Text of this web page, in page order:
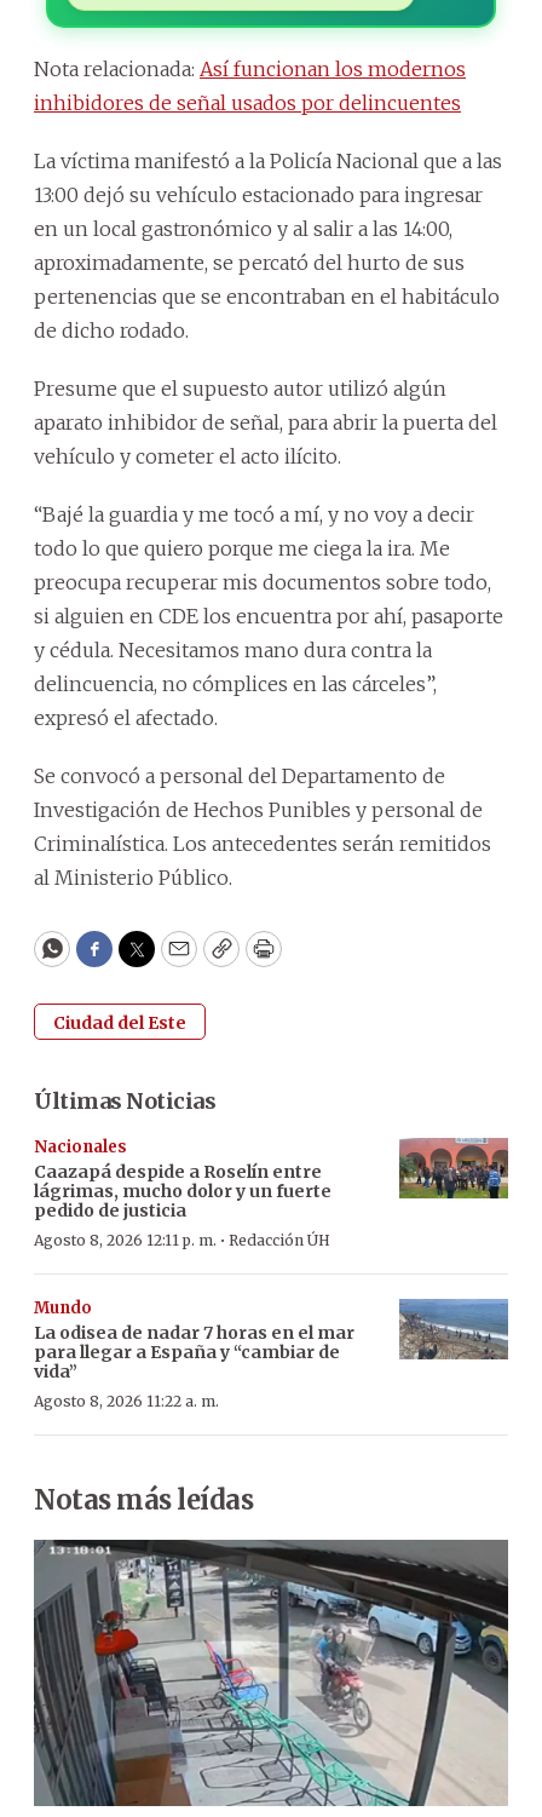
Nota relacionada: Así funcionan los modernos
inhibidores de señal usados por delincuentes
La víctima manifestó a la Policía Nacional que a las
13:00 dejó su vehículo estacionado para ingresar
en un local gastronómico y al salir a las 14:00,
aproximadamente, se percató del hurto de sus
pertenencias que se encontraban en el habitáculo
de dicho rodado.
Presume que el supuesto autor utilizó algún
aparato inhibidor de señal, para abrir la puerta del
vehículo y cometer el acto ilícito.
“Bajé la guardia y me tocó a mí, y no voy a decir
todo lo que quiero porque me ciega la ira. Me
preocupa recuperar mis documentos sobre todo,
si alguien en CDE los encuentra por ahí, pasaporte
y cédula. Necesitamos mano dura contra la
delincuencia, no cómplices en las cárceles”,
expresó el afectado.
Se convocó a personal del Departamento de
Investigación de Hechos Punibles y personal de
Criminalística. Los antecedentes serán remitidos
al Ministerio Público.
WhatsApp
Facebook
Twitter
EmailCopyPrint
Ciudad del Este
Últimas Noticias
Nacionales
Caazapá despide a Roselín entre
lágrimas, mucho dolor y un fuerte
pedido de justicia
Agosto 8, 2026 12:11 p. m. · Redacción ÚH
Mundo
La odisea de nadar 7 horas en el mar
para llegar a España y “cambiar de
vida”
Agosto 8, 2026 11:22 a. m.
Notas más leídas